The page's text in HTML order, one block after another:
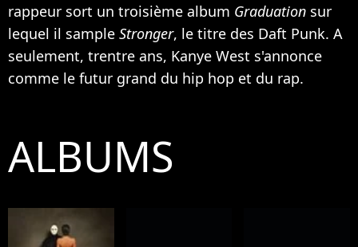
rappeur sort un troisième album Graduation sur
lequel il sample Stronger, le titre des Daft Punk. A
seulement, trentre ans, Kanye West s'annonce
comme le futur grand du hip hop et du rap.
ALBUMS